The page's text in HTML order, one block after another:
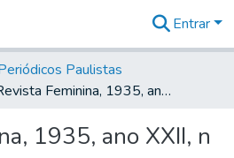
&
Coleções
Tudo na
Digital
Entrar
Paulistas
Revista Feminina, 1935, ano XXII, n 250
1935, ano XXII, n